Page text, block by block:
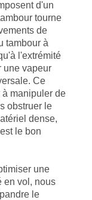
d'un
tourne
de
tambour à
l'extrémité
une vapeur
Ce
manipuler de
obstruer le
dense,
le bon
une
en vol, nous
le